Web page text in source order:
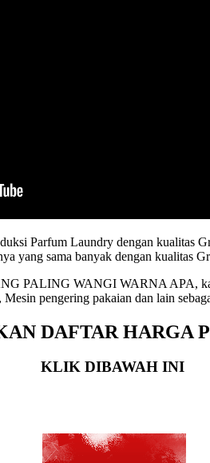
Parfum Laundry dengan kualitas
yang sama banyak dengan kualitas
WANGI WARNA APA,
pengering pakaian dan lain
DAFTAR HARGA
KLIK DIBAWAH INI